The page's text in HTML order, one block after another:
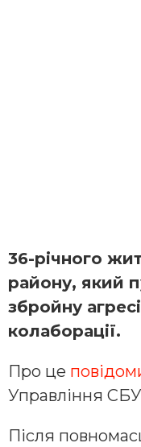
36-річного
району, який
збройну
колаборації.
Про це
Управління СБУ
Після